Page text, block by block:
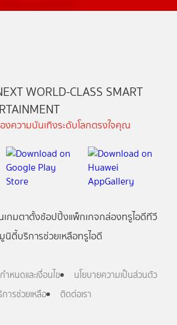
WORLD-CLASS SMART
งความบันเทิงระดับโลกตรงใจคุณ
เกมตาตั้งช้อปปิ้งแพ็กเกจกล่องทรูไอดีทีวี
นิตี้บริการช่วยเหลือทรูไอดี
ำหนดและเงื่อนไข
นโยบายความเป็นส่วนตัว
การช่วยเหลือ
ติดต่อเรา